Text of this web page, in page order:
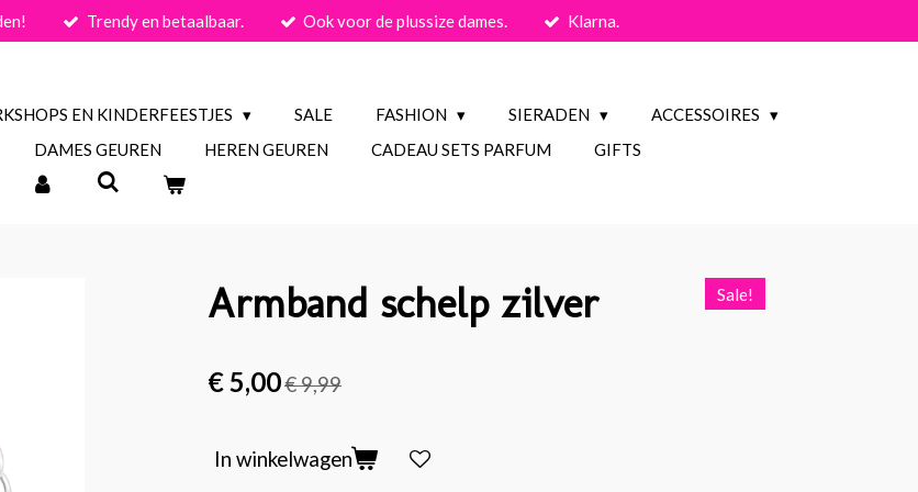
Trendy en betaalbaar. Ook voor de plussize dames. Klarna.
EN KINDERFEESTJES SALE FASHION SIERADEN
ACCESSOIRES
DAMES GEUREN HEREN GEUREN CADEAU SETS PARFUM
GIFTS
Armband schelp zilver Sale!
€ 5,00€ 9,99
In winkelwagen